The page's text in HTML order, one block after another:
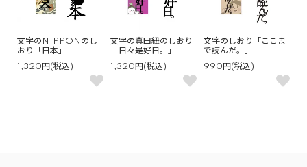
文字のNIPPONのし
おり「日本」
1,320円(税込)
文字の真田紐のしおり
「日々是好日。」
1,320円(税込)
文字のしおり「ここま
で読んだ。」
990円(税込)